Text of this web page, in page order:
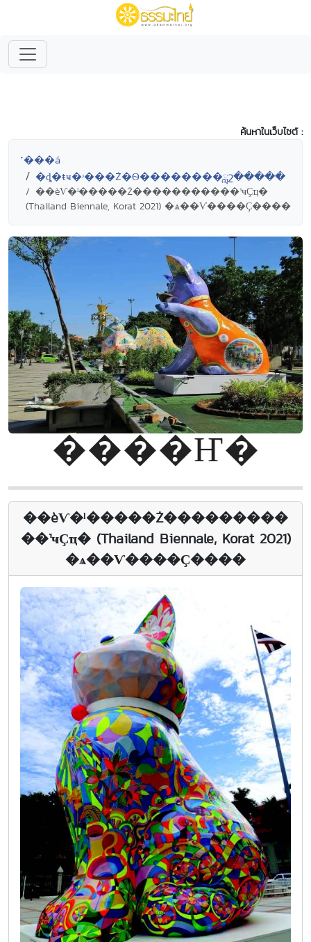
ค้นหาในเว็บไซต์ :
˹���á
�ȡ�ŧҹ�ʴ���Ż�Ѳ��������ླշ�����
��èѴ�ˡ�����Ż�����������¹ҹҪҵ�
(Thailand Biennale, Korat 2021) �ѧ��Ѵ����Ҫ����
����Ҥ�
��èѴ�ˡ�����Ż���������
��¹ҹҪҵ� (Thailand Biennale, Korat 2021)
�ѧ��Ѵ����Ҫ����